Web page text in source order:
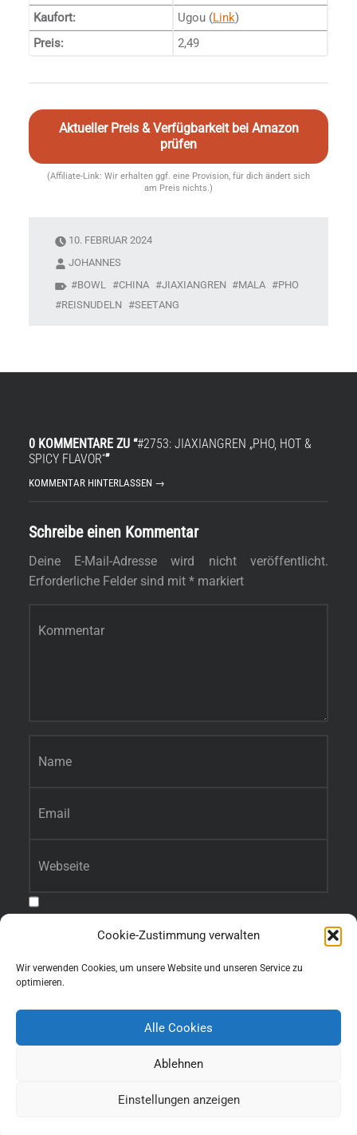
Cookie-Zustimmung verwalten
Wir verwenden Cookies, um unsere Website und unseren Service zu
optimieren.
Alle Cookies
Ablehnen
Einstellungen anzeigen
Kaufort:
Ugou (Link)
Preis:
2,49
Aktueller Preis & Verfügbarkeit bei Amazon
prüfen
(Affiliate-Link: Wir erhalten ggf. eine Provision, für dich ändert sich
am Preis nichts.)
10. FEBRUAR 2024
JOHANNES
BOWL
CHINA JIAXIANGREN MALA
PHO
REISNUDELN
SEETANG
0 KOMMENTARE ZU “#2753: JIAXIANGREN „PHO, HOT &
SPICY FLAVOR“”
KOMMENTAR HINTERLASSEN →
Schreibe einen Kommentar
Deine E-Mail-Adresse wird nicht veröffentlicht.
Erforderliche Felder sind mit *markiert